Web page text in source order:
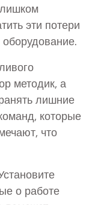
эти потери
методик, а
лишние
которые
что
о работе